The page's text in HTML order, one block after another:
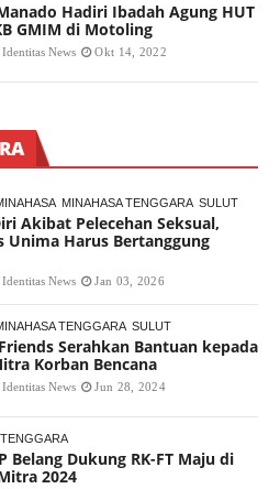
Hadiri Ibadah Agung HUT
GMIM di Motoling
Identitas News Okt 14, 2022
MINAHASA TENGGARA SULUT
Akibat Pelecehan Seksual,
Unima Harus Bertanggung
Identitas News Jan 03, 2026
TENGGARA SULUT
Serahkan Bantuan kepada
Korban Bencana
Identitas News Jun 28, 2024
Belang Dukung RK-FT Maju di
2024